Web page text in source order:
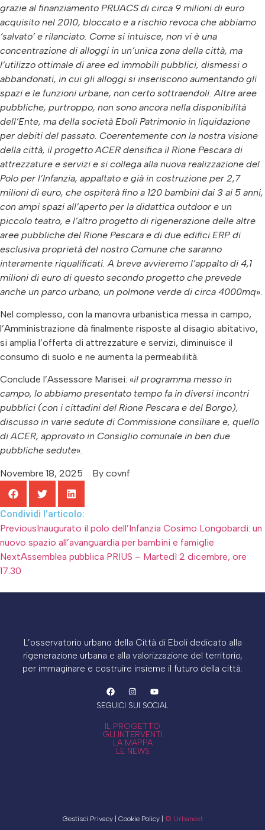
grazie al finanziamento PRUACS di circa 9 milioni di euro
acquisito nel 2010, bloccato e a rischio revoca che abbiamo
‘salvato’ e rilanciato. Come si intuisce, non vi è una
concentrazione di alloggi in un’unica zona della città, ma
l’utilizzo ottimale di aree ed immobili pubblici, dismessi o
abbandonati, in cui gli alloggi si inseriscono aumentando gli
spazi e le funzioni urbane, non certo sottraendoli. Altre aree
pubbliche, purtroppo, non sono ancora nella disponibilità
dell’Ente, ma della società Eboli Patrimonio in liquidazione
per debiti del passato. Coerentemente con la nostra visione
della città, il progetto ACER densifica il Rione Pescara di
attrezzature e servizi e si collega alla nuova realizzazione del
Polo per l’Infanzia, appaltato e già in costruzione per 2,7
milioni di euro, che ospiterà fino a 120 bambini dai 3 ai 5 anni,
con ampi spazi all’aperto per la didattica outdoor e un
piccolo teatro, e l’altro progetto di rigenerazione delle altre
aree pubbliche del Rione Pescara e di due edifici ERP di
esclusiva proprietà del nostro Comune che saranno
interamente riqualificati. A breve avvieremo l’appalto di 4,1
milioni di euro di questo secondo progetto che prevede
anche un parco urbano, un polmone verde di circa 4000mq».
Nel complesso, con la manovra urbanistica messa in campo,
l’Amministrazione dà finalmente risposte al disagio abitativo,
si amplia l’offerta di attrezzature e servizi, diminuisce il
consumo di suolo e ne aumenta la permeabilità.
Conclude l’Assessore Marisei: «il programma messo in
campo, lo abbiamo presentato tempo fa in diversi incontri
pubblici (con i cittadini del Rione Pescara e del Borgo),
discusso in varie sedute di Commissione consiliare e, quello
di ACER, approvato in Consiglio comunale in ben due
pubbliche sedute».
Novembre 18, 2025 By covnf
Condividi l'articolo:
PreviousInaugurato il polo dell’Infanzia Cosimo Longobardi: un
nuovo spazio all’avanguardia per bambini e famiglie
NextAssemblea pubblica PRIUS – Martedì 2 dicembre, ore
17.30
L’osservatorio urbano della Città di Eboli dedicato alla
rigenerazione urbana e alla valorizzazione del territorio,
per immaginare e costruire insieme il futuro della città.
SEGUICI SUI SOCIAL
IL PROGETTO
GLI INTERVENTI
LA MAPPA
LE NEWS
Gestisci Privacy | Cookie Policy | © Urbanext